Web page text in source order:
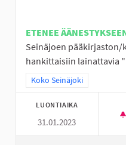
ETENEE
Seinäjoen pääkirjaston/
hankittaisiin lainattavia
Rajaa tulokset teeman
Koko Seinäjoki
LUONTIAIKA
31.01.2023